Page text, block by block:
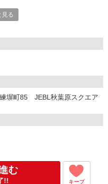
可能です。
職務経歴書を頂くケースがあ
。
採用決定となります。
きます。
をお受けいただきます。
してご就業いただきます。
見る
塀町85 JEBL秋葉原スクエア
む
!! キープ